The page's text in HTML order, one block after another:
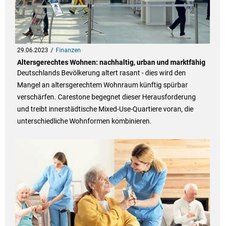
29.06.2023 Finanzen
Altersgerechtes Wohnen: nachhaltig, urban und marktfähig
Deutschlands Bevölkerung altert rasant - dies wird den
Mangel an altersgerechtem Wohnraum künftig spürbar
verschärfen. Carestone begegnet dieser Herausforderung
und treibt innerstädtische Mixed-Use-Quartiere voran, die
unterschiedliche Wohnformen kombinieren.